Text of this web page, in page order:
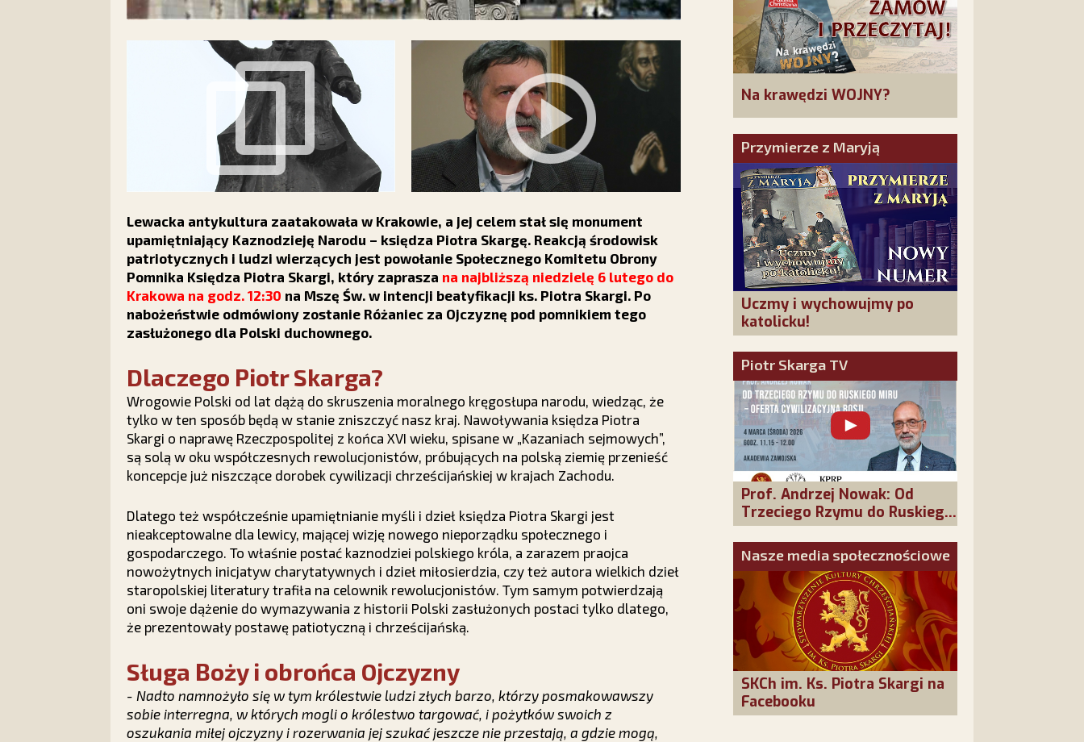
Lewacka antykultura zaatakowała w Krakowie, a jej celem stał się monument
upamiętniający Kaznodzieję Narodu – księdza Piotra Skargę. Reakcją środowisk
patriotycznych i ludzi wierzących jest powołanie Społecznego Komitetu Obrony
Pomnika Księdza Piotra Skargi, który zaprasza na najbliższą niedzielę 6 lutego do
Krakowa na godz. 12:30 na Mszę Św. w intencji beatyfikacji ks. Piotra Skargi. Po
nabożeństwie odmówiony zostanie Różaniec za Ojczyznę pod pomnikiem tego
zasłużonego dla Polski duchownego.
Dlaczego Piotr Skarga?
Wrogowie Polski od lat dążą do skruszenia moralnego kręgosłupa narodu, wiedząc, że
tylko w ten sposób będą w stanie zniszczyć nasz kraj. Nawoływania księdza Piotra
Skargi o naprawę Rzeczpospolitej z końca XVI wieku, spisane w „Kazaniach sejmowych”,
są solą w oku współczesnych rewolucjonistów, próbujących na polską ziemię przenieść
koncepcje już niszczące dorobek cywilizacji chrześcijańskiej w krajach Zachodu.
Dlatego też współcześnie upamiętnianie myśli i dzieł księdza Piotra Skargi jest
nieakceptowalne dla lewicy, mającej wizję nowego nieporządku społecznego i
gospodarczego. To właśnie postać kaznodziei polskiego króla, a zarazem praojca
nowożytnych inicjatyw charytatywnych i dzieł miłosierdzia, czy też autora wielkich dzieł
staropolskiej literatury trafiła na celownik rewolucjonistów. Tym samym potwierdzają
oni swoje dążenie do wymazywania z historii Polski zasłużonych postaci tylko dlatego,
że prezentowały postawę patiotyczną i chrześcijańską.
Sługa Boży i obrońca Ojczyzny
- Nadto namnożyło się w tym królestwie ludzi złych barzo, którzy posmakowawszy
sobie interregna, w których mogli o królestwo targować, i pożytków swoich z
oszukania miłej ojczyzny i rozerwania jej szukać jeszcze nie przestają, a gdzie mogą,
Na krawędzi WOJNY?
Przymierze z Maryją
Uczmy i wychowujmy po
katolicku!
Piotr Skarga TV
Prof. Andrzej Nowak: Od
Trzeciego Rzymu do Ruskiego
Miru - oferta cywilizacyjna
Rosji
Nasze media społecznościowe
SKCh im. Ks. Piotra Skargi na
Facebooku